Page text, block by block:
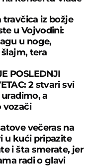
travčica iz božje
u Vojvodini:
u noge,
tera
POSLEDNJI
2 stvari svi
a
vozači
večeras na
u kući pripazite
i šta smerate, jer
radi o glavi